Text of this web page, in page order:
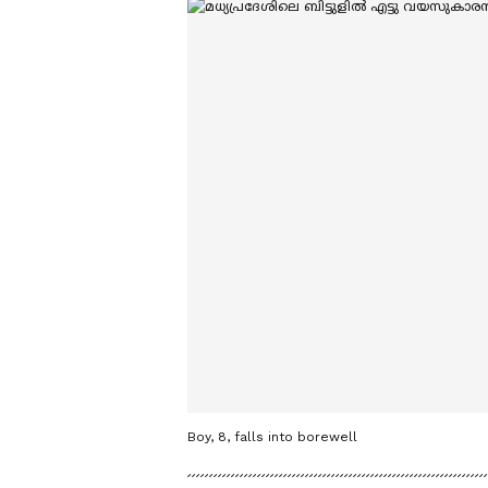
Boy, 8, falls into borewell